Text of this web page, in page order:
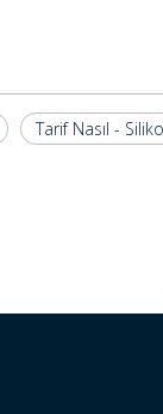
Tarif Nasıl -